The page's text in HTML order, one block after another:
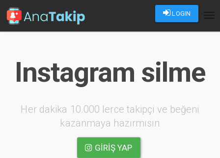
LOGIN
Instagram silme
Her dakika 10.000 lerce takipçi ve beğeni
kazanmaya hazırmısın
GIRIŞ YAP